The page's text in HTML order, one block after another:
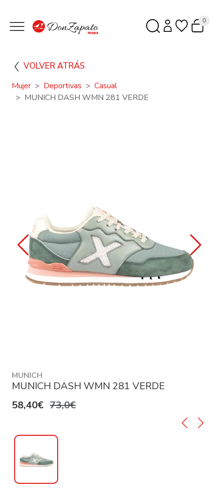
0
VOLVER ATRÁS
Mujer Deportivas
Casual
MUNICH DASH WMN 281 VERDE
MUNICH
MUNICH DASH WMN 281 VERDE
58,40€ 73,0€